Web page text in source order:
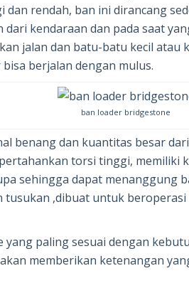
dan rendah, ban ini dirancang
dari kendaraan dan pada saat
jalan dan batu-batu kecil atau
berjalan dengan mulus.
ban loader bridgestone
benang dan kuantitas besar
torsi tinggi, memiliki
sehingga dapat menanggung
tusukan ,dibuat untuk
yang paling sesuai dengan
memberikan ketenangan